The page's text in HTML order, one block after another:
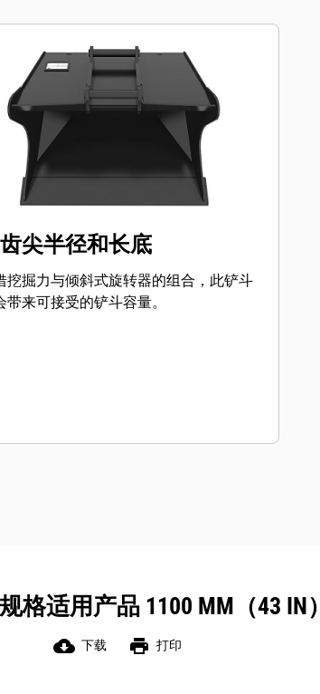
尖半径和长底
挖掘力与倾斜式旋转器的组合，此铲斗
带来可接受的铲斗容量。
格适用产品 1100 MM（43 IN
cloud_download 下载 print 打印